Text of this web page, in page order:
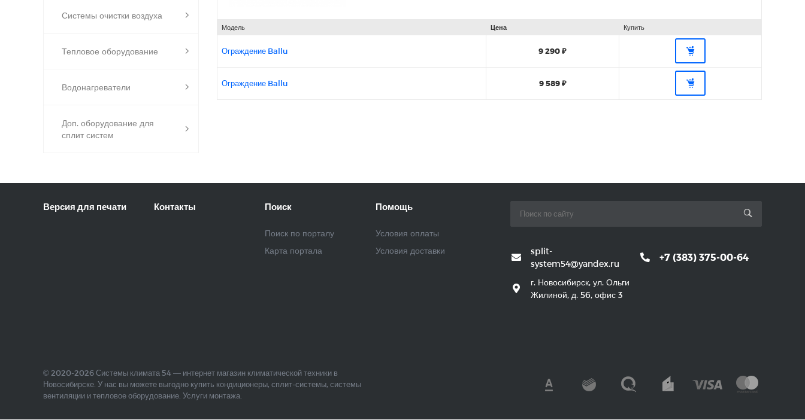
Системы очистки воздуха
Тепловое оборудование
Водонагреватели
Доп. оборудование для
сплит систем
Модель Цена Купить
Ограждение Ballu 9 290 ₽
Ограждение Ballu 9 589 ₽
Версия для печати Контакты Поиск
Поиск по порталу
Карта портала
Помощь
Условия оплаты
Условия доставки
split-
system54@yandex.ru
+7 (383) 375-00-64
г. Новосибирск, ул. Ольги
Жилиной, д. 56, офис 3
© 2020-2026 Системы климата 54 — интернет магазин климатической техники в
Новосибирске. У нас вы можете выгодно купить кондиционеры, сплит-системы, системы
вентиляции и тепловое оборудование. Услуги монтажа.